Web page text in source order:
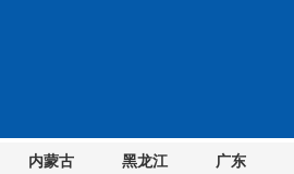
内蒙古 黑龙江 广东